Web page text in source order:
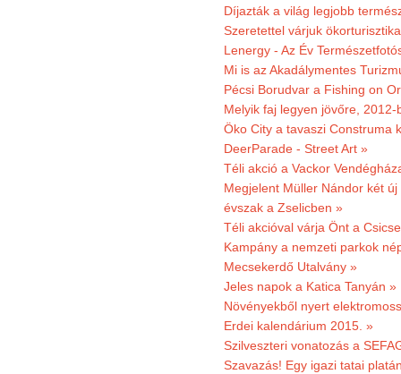
Díjazták a világ legjobb
Szeretettel várjuk
Lenergy - Az Év
Mi is az Akadálymentes
Pécsi Borudvar a Fishing on
Melyik faj legyen jövőre,
Öko City a tavaszi Construma
DeerParade - Street Art »
Téli akció a Vackor
Megjelent Müller Nándor két
évszak a Zselicben »
Téli akcióval várja Önt a
Kampány a nemzeti parkok
Mecsekerdő Utalvány »
Jeles napok a Katica Tanyán »
Növényekből nyert
Erdei kalendárium 2015. »
Szilveszteri vonatozás a
Szavazás! Egy igazi tatai